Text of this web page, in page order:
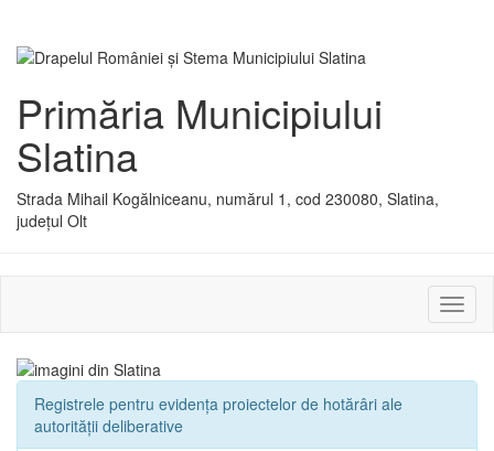
Primăria Municipiului
Slatina
Strada Mihail Kogălniceanu, numărul 1, cod 230080, Slatina,
județul Olt
sau
Registrele pentru evidența proiectelor de hotărâri ale
autorității deliberative